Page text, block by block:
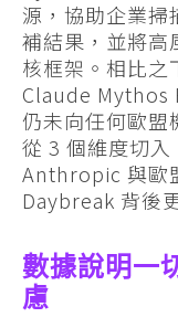
源，協助企業掃
補結果，並將高
核框架。相比
Claude Mythos
仍未向任何歐盟
從 3 個維度切入
Anthropic 與歐
Daybreak 背後
數據說明一
慮